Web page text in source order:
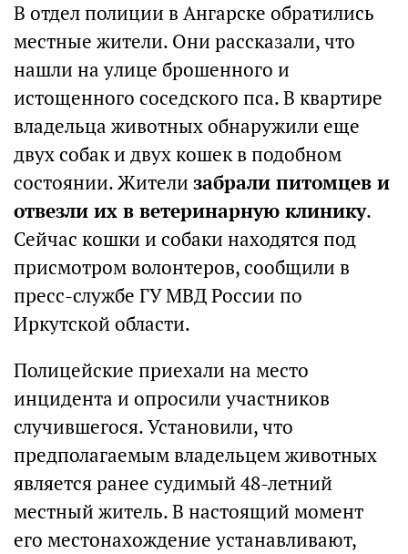
В отдел полиции в Ангарске обратились
местные жители. Они рассказали, что
нашли на улице брошенного и
истощенного соседского пса. В квартире
владельца животных обнаружили еще
двух собак и двух кошек в подобном
состоянии. Жители забрали питомцев и
отвезли их в ветеринарную клинику.
Сейчас кошки и собаки находятся под
присмотром волонтеров, сообщили в
пресс-службе ГУ МВД России по
Иркутской области.
Полицейские приехали на место
инцидента и опросили участников
случившегося. Установили, что
предполагаемым владельцем животных
является ранее судимый 48-летний
местный житель. В настоящий момент
его местонахождение устанавливают,